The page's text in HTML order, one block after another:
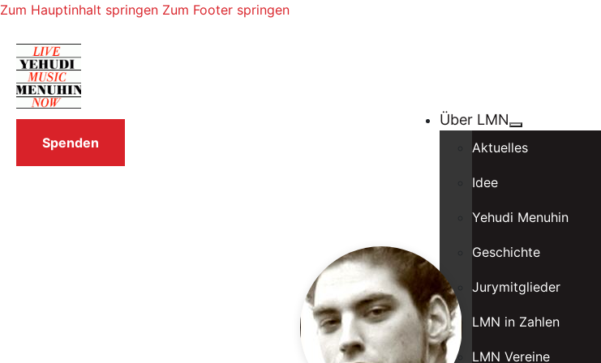
Zum Hauptinhalt springen Zum Footer springen
Über LMN
Aktuelles
Idee
Yehudi Menuhin
Geschichte
Jurymitglieder
LMN in Zahlen
LMN Vereine
Spenden